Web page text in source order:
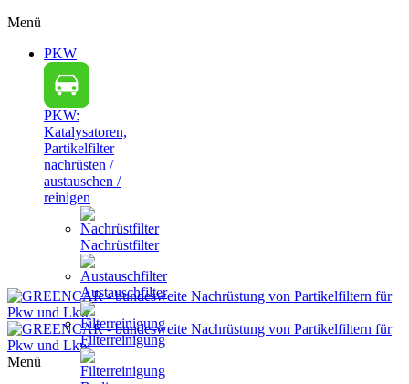
Menü
PKW
PKW:
Katalysatoren,
Partikelfilter
nachrüsten /
austauschen /
reinigen
Nachrüstfilter
Austauschfilter
Filterreinigung
Menü